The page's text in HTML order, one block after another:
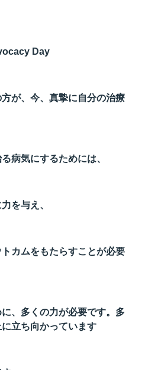
Day
が、今、真摯に自分の治療
病気にするためには、
力を与え、
カムをもたらすことが必要
、多くの力が必要です。多
立ち向かっています